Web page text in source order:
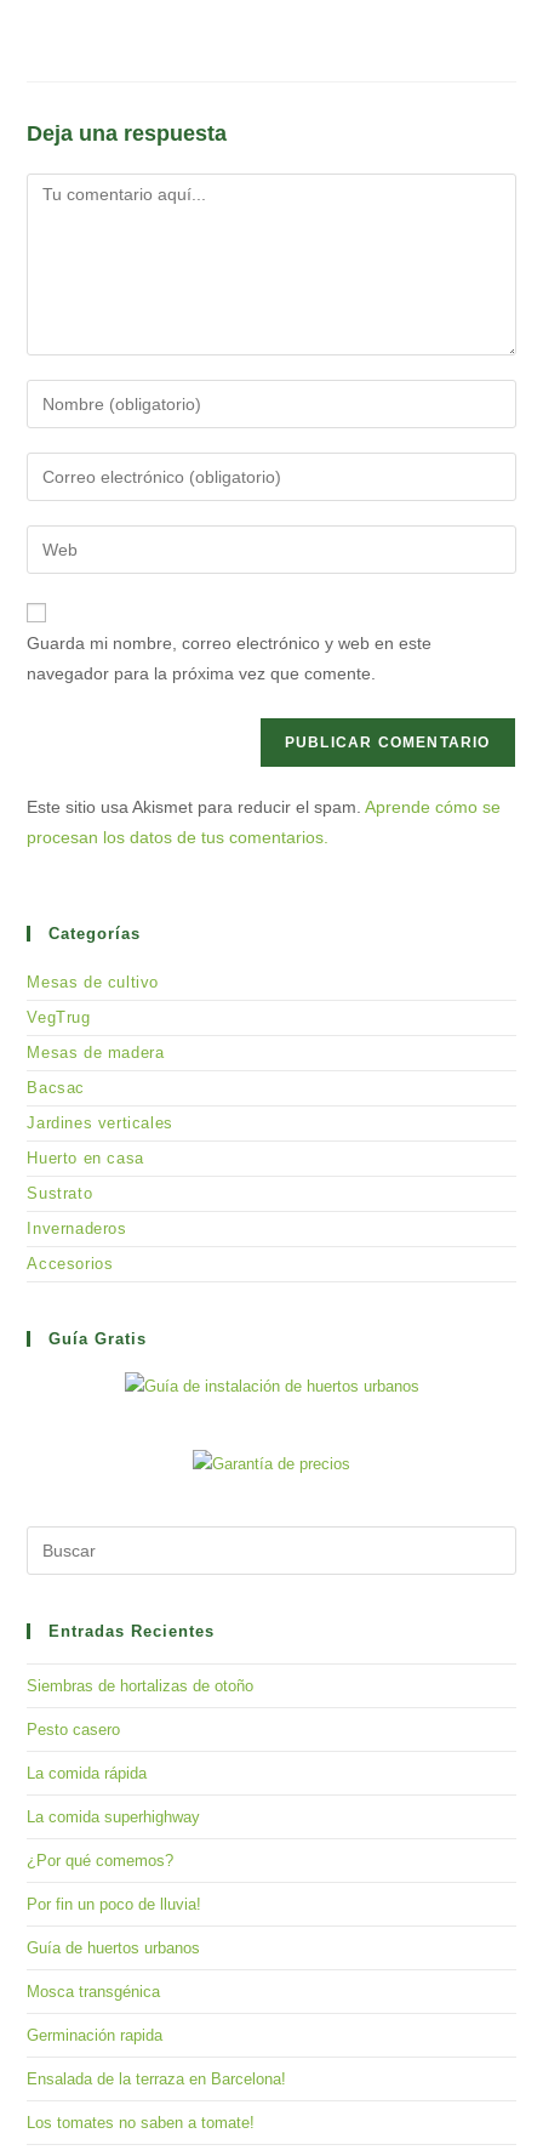
Deja una respuesta
Comentario
tu
nombre
de
usuario
para
comentar
tu
dirección
de
electrónico
para
comentar
la
URL
Guarda mi nombre, correo electrónico y web en este
navegador para la próxima vez que comente.
Este sitio usa Akismet para reducir el spam.Aprende cómo se
procesan los datos de tus comentarios.
Categorías
Mesas de cultivo
VegTrug
Mesas de madera
Bacsac
Jardines verticales
Huerto en casa
Sustrato
Invernaderos
Accesorios
Guía Gratis
Entradas Recientes
Siembras de hortalizas de otoño
Pesto casero
La comida rápida
La comida superhighway
¿Por qué comemos?
Por fin un poco de lluvia!
Guía de huertos urbanos
Mosca transgénica
Germinación rapida
Ensalada de la terraza en Barcelona!
Los tomates no saben a tomate!